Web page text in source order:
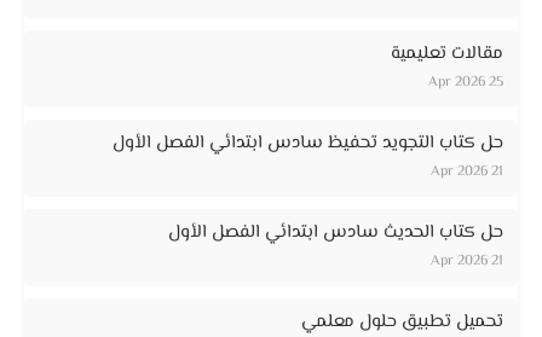
مقالات تعليمية
25 Apr 2026
حل كتاب التجويد تحفيظ سادس ابتدائي الفصل الأول
21 Apr 2026
حل كتاب الحديث سادس ابتدائي الفصل الأول
21 Apr 2026
تحميل تطبيق حلول معلمي